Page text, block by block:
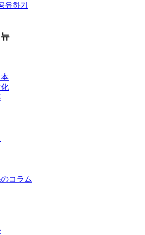
유하기
コラム